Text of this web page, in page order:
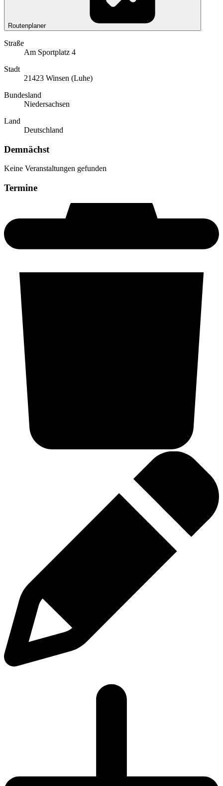
Routenplaner
Straße
Am Sportplatz 4
Stadt
21423 Winsen (Luhe)
Bundesland
Niedersachsen
Land
Deutschland
Demnächst
Keine Veranstaltungen gefunden
Termine